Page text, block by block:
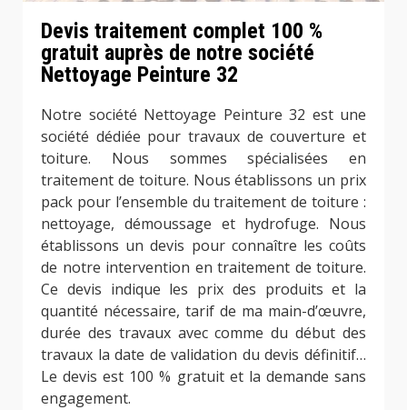
Devis traitement complet 100 %
gratuit auprès de notre société
Nettoyage Peinture 32
Notre société Nettoyage Peinture 32 est une
société dédiée pour travaux de couverture et
toiture. Nous sommes spécialisées en
traitement de toiture. Nous établissons un prix
pack pour l’ensemble du traitement de toiture :
nettoyage, démoussage et hydrofuge. Nous
établissons un devis pour connaître les coûts
de notre intervention en traitement de toiture.
Ce devis indique les prix des produits et la
quantité nécessaire, tarif de ma main-d’œuvre,
durée des travaux avec comme du début des
travaux la date de validation du devis définitif…
Le devis est 100 % gratuit et la demande sans
engagement.